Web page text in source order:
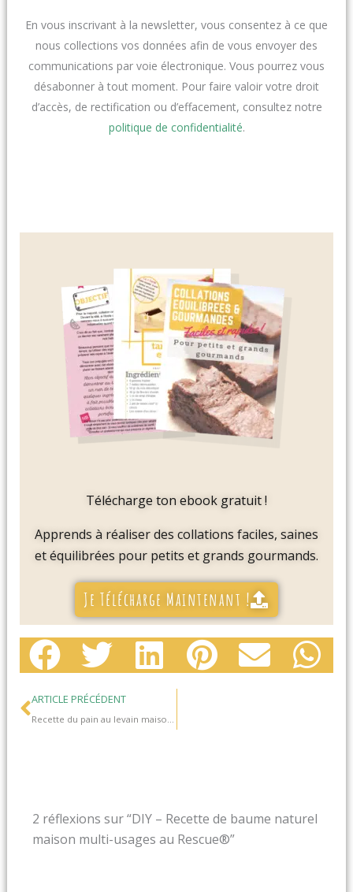
En vous inscrivant à la newsletter, vous consentez à ce que
nous collections vos données afin de vous envoyer des
communications par voie électronique. Vous pourrez vous
désabonner à tout moment. Pour faire valoir votre droit
d’accès, de rectification ou d’effacement, consultez notre
politique de confidentialité.
Télécharge ton ebook gratuit !
Apprends à réaliser des collations faciles, saines
et équilibrées pour petits et grands gourmands.
Je Télécharge Maintenant !
Précédent
ARTICLE PRÉCÉDENT
2 réflexions sur “DIY – Recette de baume naturel
maison multi-usages au Rescue®”